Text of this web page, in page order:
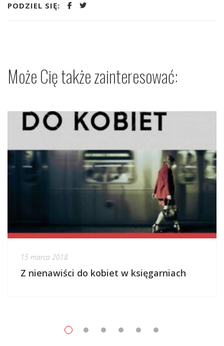
PODZIEL SIĘ:
Może Cię także zainteresować:
15 marca 2018
Z nienawiści do kobiet w księgarniach